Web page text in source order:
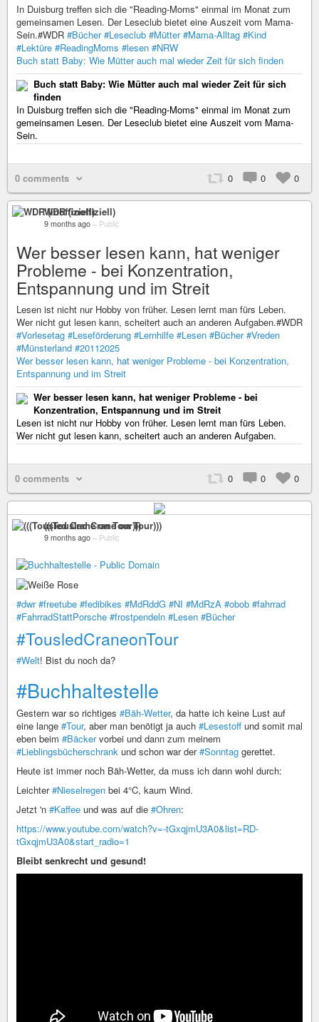
In Duisburg treffen sich die "Reading-Moms" einmal im Monat zum
gemeinsamen Lesen. Der Leseclub bietet eine Auszeit vom Mama-
Sein.#WDR #Bücher #Leseclub #Mütter #Mama-Alltag #Kind
#Lektüre #ReadingMoms #lesen #NRW
Buch statt Baby: Wie Mütter auch mal wieder Zeit für sich finden
Buch statt Baby: Wie Mütter auch mal wieder Zeit für sich
finden
In Duisburg treffen sich die "Reading-Moms" einmal im Monat zum
gemeinsamen Lesen. Der Leseclub bietet eine Auszeit vom Mama-
Sein.
0 comments 0 0 0
WDR (inoffiziell)
9 months ago – Public
Wer besser lesen kann, hat weniger
Probleme - bei Konzentration,
Entspannung und im Streit
Lesen ist nicht nur Hobby von früher. Lesen lernt man fürs Leben.
Wer nicht gut lesen kann, scheitert auch an anderen Aufgaben.#WDR
#Vorlesetag #Leseförderung #Lernhilfe #Lesen #Bücher #Vreden
#Münsterland #20112025
Wer besser lesen kann, hat weniger Probleme - bei Konzentration,
Entspannung und im Streit
Wer besser lesen kann, hat weniger Probleme - bei
Konzentration, Entspannung und im Streit
Lesen ist nicht nur Hobby von früher. Lesen lernt man fürs Leben.
Wer nicht gut lesen kann, scheitert auch an anderen Aufgaben.
0 comments 0 0 0
(((Tousled Crane on Tour)))
9 months ago – Public
#dwr #freetube #fedibikes #MdRddG #NI #MdRzA #obob #fahrrad
#FahrradStattPorsche #frostpendeln #Lesen #Bücher
#TousledCraneonTour
#Welt! Bist du noch da?
#Buchhaltestelle
Gestern war so richtiges #Bäh-Wetter, da hatte ich keine Lust auf
eine lange #Tour, aber man benötigt ja auch #Lesestoff und somit mal
eben beim #Bäckervorbei und dann zum meinem
#Lieblingsbücherschrank und schon war der#Sonntag gerettet.
Heute ist immer noch Bäh-Wetter, da muss ich dann wohl durch:
Leichter#Nieselregen bei 4°C, kaum Wind.
Jetzt 'n #Kaffee und was auf die #Ohren:
https://www.youtube.com/watch?v=-tGxqjmU3A0&list=RD-
tGxqjmU3A0&start_radio=1
Bleibt senkrecht und gesund!